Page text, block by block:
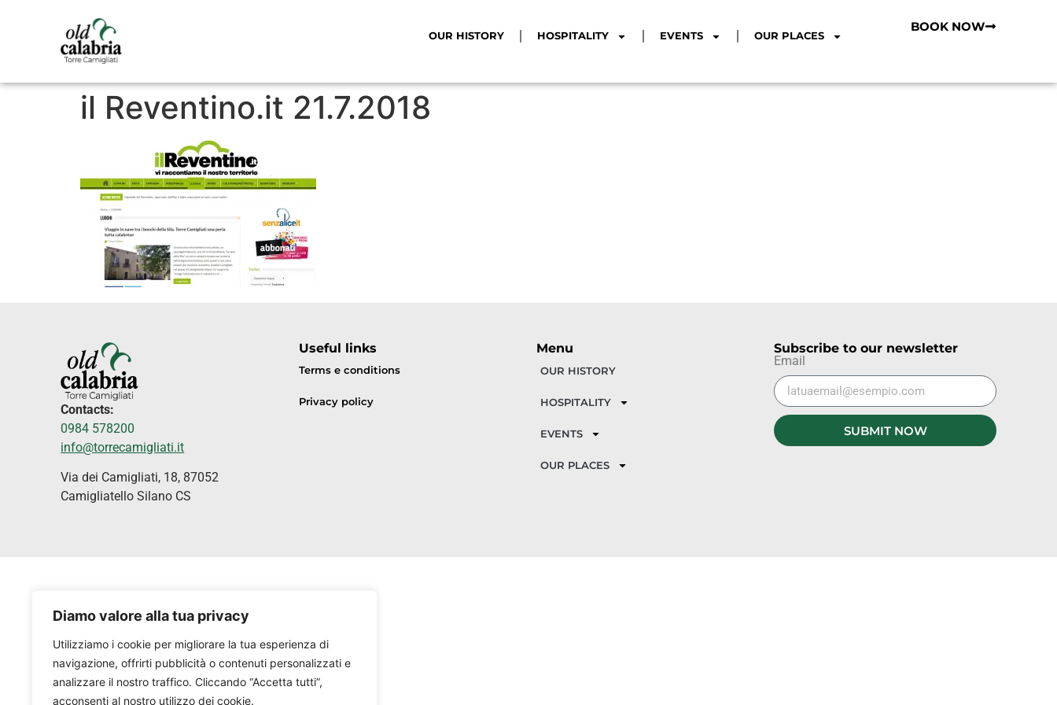
Diamo valore alla tua privacy
Utilizziamo i cookie per migliorare la tua esperienza di
navigazione, offrirti pubblicità o contenuti personalizzati e
analizzare il nostro traffico. Cliccando “Accetta tutti”,
acconsenti al nostro utilizzo dei cookie.
OUR HISTORY HOSPITALITY EVENTS OUR PLACES
BOOK NOW
il Reventino.it 21.7.2018
Contacts:
0984 578200
info@torrecamigliati.it
Via dei Camigliati, 18, 87052
Camigliatello Silano CS
Useful links
Terms e conditions
Privacy policy
Menu
OUR HISTORY
HOSPITALITY
EVENTS
OUR PLACES
Subscribe to our newsletter
Email
SUBMIT NOW